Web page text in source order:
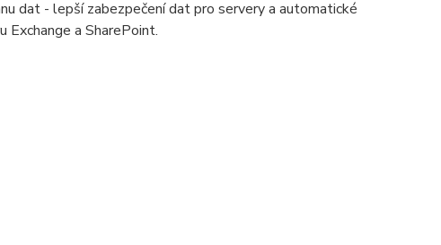
dat - lepší zabezpečení dat pro servery a automatické
Exchange a SharePoint.